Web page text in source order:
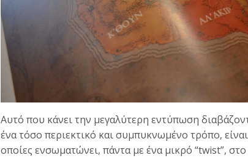
Αυτό που κάνει την μεγαλύτερη εντύπωση
ένα τόσο περιεκτικό και συμπυκνωμένο τρόπο,
οποίες ενσωματώνει, πάντα με ένα μικρό “twist”,